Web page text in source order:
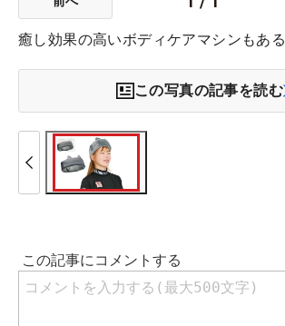
癒し効果の高いボディケアマシンもある
この写真の記事を読む